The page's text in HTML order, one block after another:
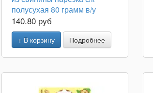
полусухая 80 грамм в/у
140.80 руб
+ В корзину Подробнее